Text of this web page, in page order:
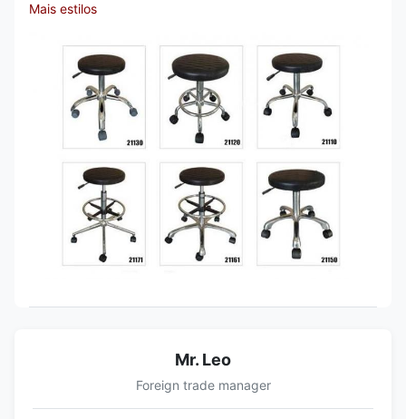
Mais estilos
Mr. Leo
Foreign trade manager